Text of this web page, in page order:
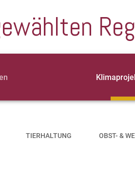
TIERHALTUNG OBST- &